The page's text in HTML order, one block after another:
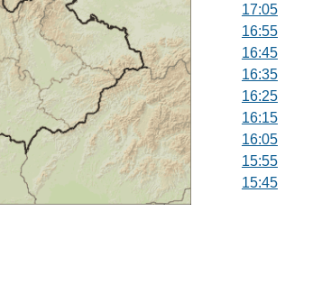
17:05
16:55
16:45
16:35
16:25
16:15
16:05
15:55
15:45